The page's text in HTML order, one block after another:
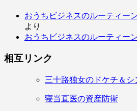
おうちビジネスのルーティー
より
おうちビジネスのルーティー
相互リンク
三十路独女のドケチ＆シ
寝当直医の資産防衛